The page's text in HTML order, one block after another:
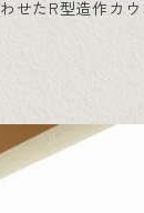
せたR型造作カ